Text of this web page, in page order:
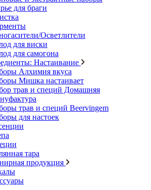
для браги
Осветлители
для виски
для самогона
Настаивание
Алхимия вкуса
Мишка настаивает
трав и специй Домашняя
трав и специй Beervingem
для настоек
тара
продукция